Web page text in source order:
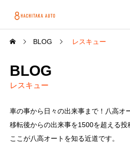
BLOG レスキュー
BLOG
レスキュー
車の事から日々の出来事まで！八高オ
移転後からの出来事を1500を超える投
ここが八高オートを知る近道です。